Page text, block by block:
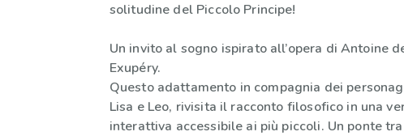
solitudine del Piccolo Principe!
Un invito al sogno ispirato all’opera di Antoine
Exupéry.
Questo adattamento in compagnia dei
Lisa e Leo, rivisita il racconto filosofico in una
interattiva accessibile ai più piccoli. Un ponte